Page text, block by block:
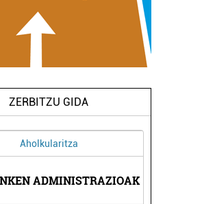
ZERBITZU GIDA
Aholkularitza
ADMINISTRAZIOAK